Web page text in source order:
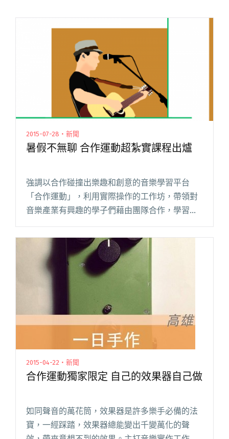
2015-07-28・新聞
暑假不無聊 合作運動超紮實課程出爐
強調以合作碰撞出樂趣和創意的音樂學習平台
「合作運動」，利用實際操作的工作坊，帶領對
音樂產業有興趣的學子們藉由團隊合作，學習音
樂產業背後的基礎，推出「自製效果器」、「音
樂創作」等課程。此外，還推出了「合作運動雜
誌」，分享工作坊課程，策劃了音樂閱讀全文
"暑假不無聊 合作運動超紮實課程出爐"
2015-04-22・新聞
合作運動獨家限定 自己的效果器自己做
如同聲音的萬花筒，效果器是許多樂手必備的法
寶，一經踩踏，效果器總能變出千變萬化的聲